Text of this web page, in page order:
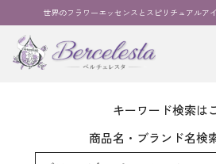
世界のフラワーエッセンスとスピリチュアルア
キーワード検索は
商品名・ブランド名検